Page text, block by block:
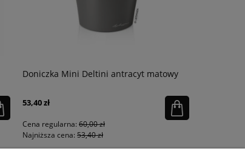
Doniczka Mini Deltini antracyt matowy
53,40 zł
Cena regularna: 60,00 zł
Najniższa cena: 53,40 zł